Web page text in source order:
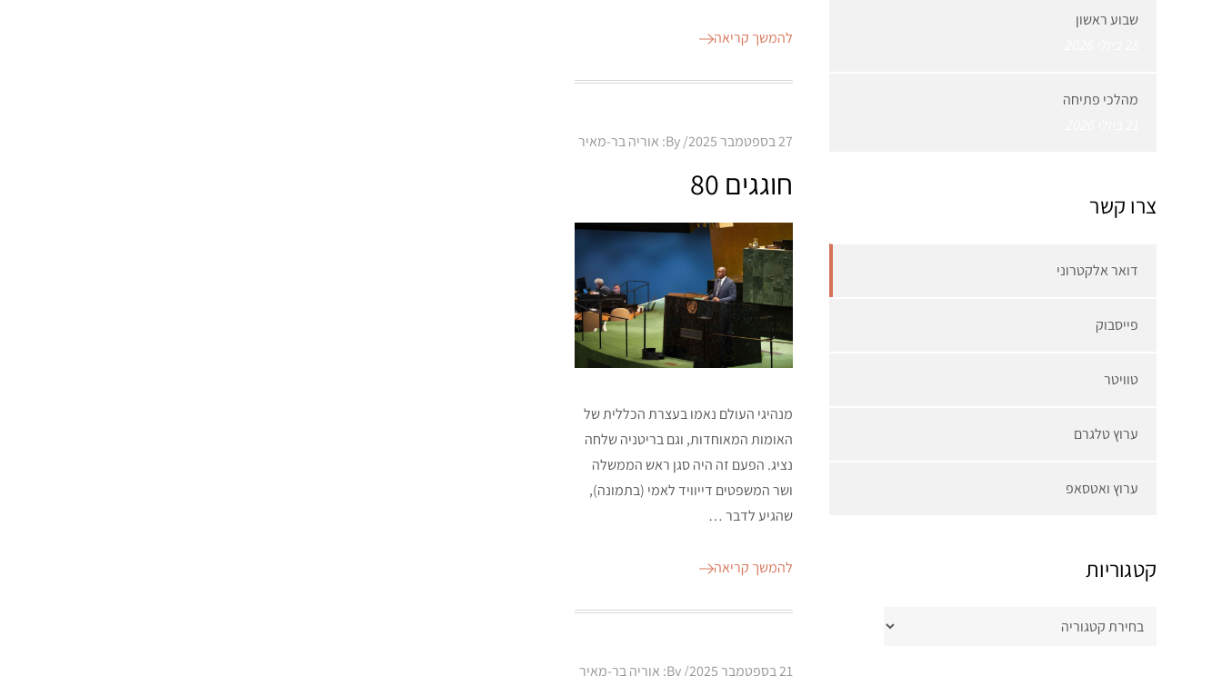
להמשך קריאה
Posted
27 בספטמבר 2025 By: אוריה בר-מאיר
חוגגים 80
מנהיגי העולם נאמו בעצרת הכללית של
האומות המאוחדות, וגם בריטניה שלחה
נציג. הפעם זה היה סגן ראש הממשלה
ושר המשפטים דייוויד לאמי (בתמונה),
שהגיע לדבר …
להמשך קריאה
Posted
21 בספטמבר 2025 By: אוריה בר-מאיר
שבוע ראשון
מהלכי פתיחה
צרו קשר
דואר אלקטרוני
פייסבוק
טוויטר
ערוץ טלגרם
ערוץ ואטסאפ
קטגוריות